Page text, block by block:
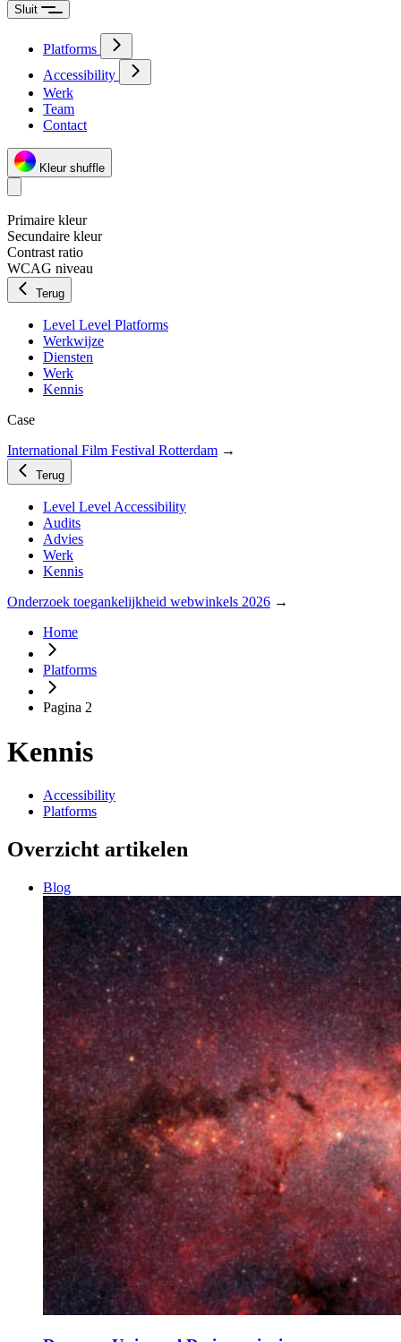
Sluit
Platforms
Accessibility
Werk
Team
Contact
Kleur shuffle
Primaire kleur
Secundaire kleur
Contrast ratio
WCAG niveau
Terug
Level Level Platforms
Werkwijze
Diensten
Werk
Kennis
Case
International Film Festival Rotterdam →
Terug
Level Level Accessibility
Audits
Advies
Werk
Kennis
Onderzoek toegankelijkheid webwinkels 2026 →
Home
Platforms
Pagina 2
Kennis
Accessibility
Platforms
Overzicht artikelen
Blog